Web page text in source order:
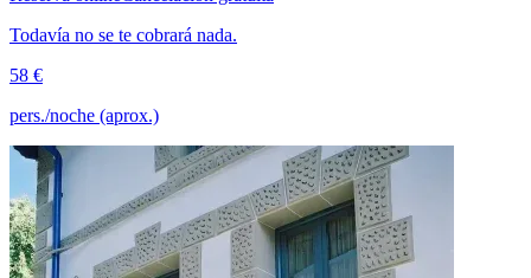
Todavía no se te cobrará nada.
58 €
pers./noche (aprox.)